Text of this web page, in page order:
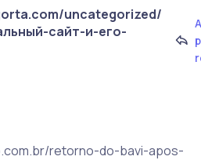
uncategorized/
сайт-и-его-
retorno-do-bavi-apos-